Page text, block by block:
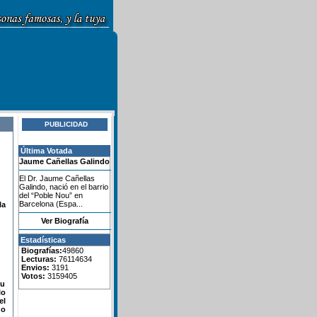
PUBLICIDAD
Última Votada
Jaume Cañellas Galindo
El Dr. Jaume Cañellas
Galindo, nació en el barrio
del “Poble Nou” en
Barcelona (Espa...
Ver Biografía
Estadísticas
Biografías:49860
Lecturas: 76114634
Envios: 3191
Votos: 3159405